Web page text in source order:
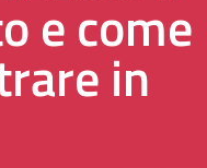
e come
in